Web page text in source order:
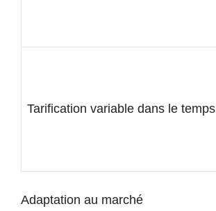
Tarification variable dans le temps
Adaptation au marché